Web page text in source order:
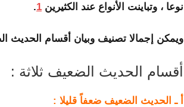
نوعا ، وتباينت الأنواع عند الكثيرين 1
.
ويمكن إجمالا تصنيف وبيان أقسام الحديث
أقسام الحديث الضعيف ثلاثة :
أ ـ الحديث الضعيف ضعفاً قليلا :